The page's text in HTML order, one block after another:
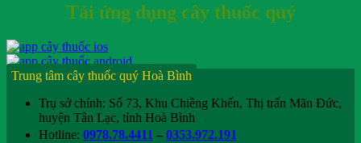
Tải ứng dụng cây thuốc quý
Trung tâm cây thuốc quý Hoà Bình
Trụ sở chính: Số 73, Khu Chiềng Khến, Thị trấn Mãn Đức,
huyện Tân Lạc, tỉnh Hoà Bình
Hotline: 0978.78.4411 – 0353.972.191